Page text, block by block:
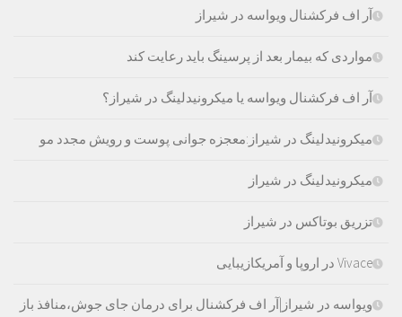
آر اف فرکشنال ویواسه در شیراز
مواردی که بیمار بعد از پرسینگ باید رعایت کند
آر اف فرکشنال ویواسه یا میکرونیدلینگ در شیراز؟
میکرونیدلینگ در شیراز:معجزه جوانی پوست و رویش مجدد مو
میکرونیدلینگ در شیراز
تزریق بوتاکس در شیراز
Vivace در اروپا و آمریکازیبایی
ویواسه در شیراز|آر اف فرکشنال برای درمان جای جوش،منافذ باز